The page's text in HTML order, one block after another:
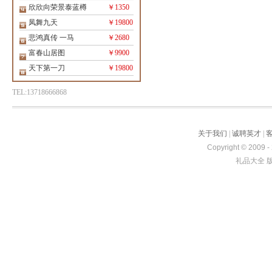
欣欣向荣景泰蓝樽
￥1350
凤舞九天
￥19800
悲鸿真传 一马
￥2680
富春山居图
￥9900
天下第一刀
￥19800
TEL:13718666868
关于我们 诚聘英才
Copyright © 2009 -
礼品大全